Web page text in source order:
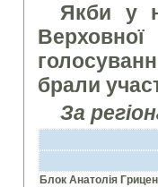
Якби у
брали
За
Блок Анатолiя